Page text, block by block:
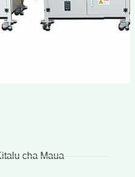
cha Maua